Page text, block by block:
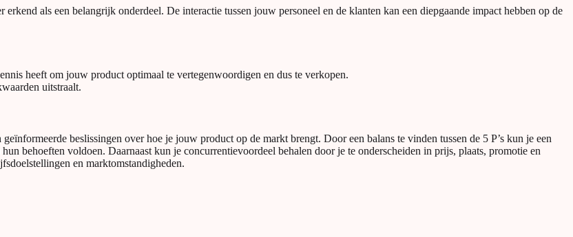
als een belangrijk onderdeel. De interactie tussen jouw personeel en de klanten kan een diepgaande impact hebben op de
heeft om jouw product optimaal te vertegenwoordigen en dus te verkopen.
uitstraalt.
beslissingen over hoe je jouw product op de markt brengt. Door een balans te vinden tussen de 5 P’s kun je een
behoeften voldoen. Daarnaast kun je concurrentievoordeel behalen door je te onderscheiden in prijs, plaats, promotie en
en marktomstandigheden.